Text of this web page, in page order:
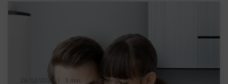
26/12/2022 1 min. Nathalie D.